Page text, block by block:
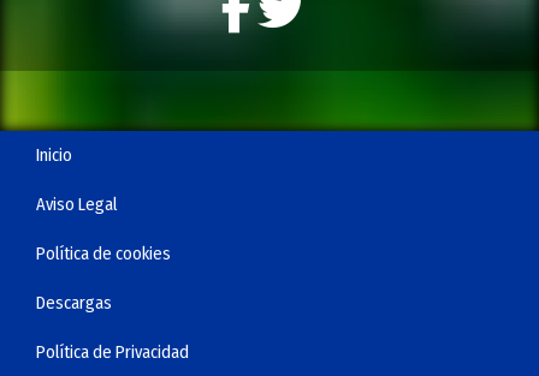
Inicio
Aviso Legal
Política de cookies
Descargas
Política de Privacidad